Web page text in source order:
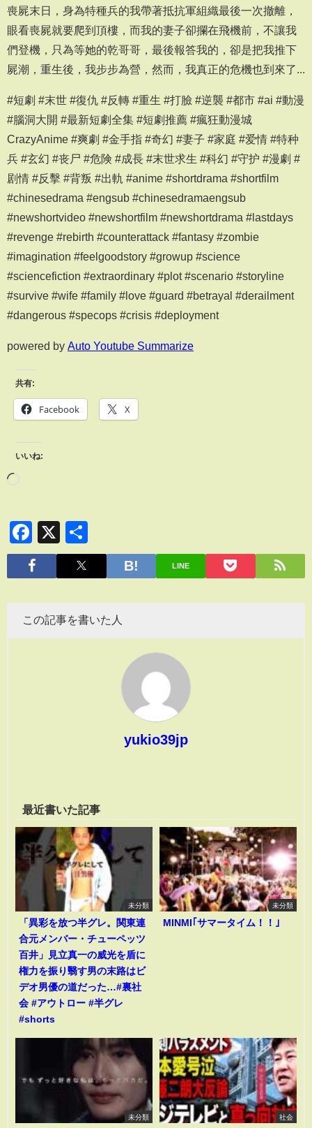
喪屍末日，身為特種兵的我帶著抵抗軍組織最後一次撤離，
眼看喪屍就要爬到頂樓，而我的妻子卻攔在飛機前，不讓我
們登機，只為等她的乾哥哥，最後報答我的，卻是把我推下
屍潮，重生後，我步步為營，然而，我真正的危機也到來了...
#短劇 #末世 #復仇 #反轉 #重生 #打臉 #逆襲 #都市 #ai #動漫
#腦洞大開 #最新短劇全集 #短劇推薦 #瘋狂動漫城
CrazyAnime #爽劇 #金手指 #奇幻 #妻子 #家庭 #爱情 #特种
兵 #玄幻 #丧尸 #危険 #成長 #末世求生 #科幻 #守护 #漫劇 #
剧情 #反擊 #背叛 #出軌 #anime #shortdrama #shortfilm
#chinesedrama #engsub #chinesedramaengsub
#newshortvideo #newshortfilm #newshortdrama #lastdays
#revenge #rebirth #counterattack #fantasy #zombie
#imagination #feelgoodstory #growup #science
#sciencefiction #extraordinary #plot #scenario #storyline
#survive #wife #family #love #guard #betrayal #derailment
#dangerous #specops #crisis #deployment
powered by Auto Youtube Summarize
共有:
Facebook X
いいね:
Facebook
X
有
LINE
この記事を書いた人
yukio39jp
最近書いた記事
未分類
「異彩を放つ半グレ。関東連
合元メンバー・チューペッツ
百井」見立真一の威光を盾に
権力を振り翳す男の末路はビ
デオ男優の道だった…#裏社
会 #アウトロー #半グレ
#shorts
未分類
MINMI｢サマータイム！！｣
未分類 社会